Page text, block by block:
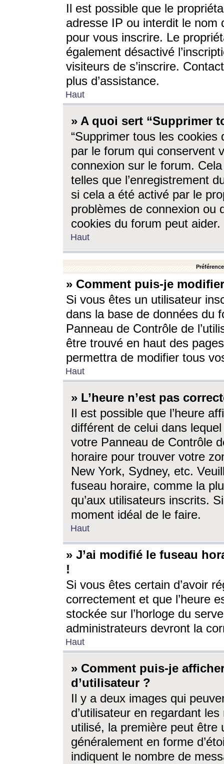
Il est possible que le
adresse IP ou interdit le nom
pour vous inscrire. Le
également désactivé
visiteurs de s’inscrire.
plus d’assistance.
Haut
» A quoi sert “Supprimer
“Supprimer tous les cookies
par le forum qui conservent
connexion sur le forum.
telles que l’enregistrement
si cela a été activé par le
problèmes de connexion ou
cookies du forum peut aider.
Haut
» Comment puis-je
Si vous êtes un utilisateur
dans la base de données du
Panneau de Contrôle de
être trouvé en haut des
permettra de modifier tous
Haut
» L’heure n’est pas
Il est possible que l’heure
différent de celui dans
votre Panneau de Contrôle
horaire pour trouver votre
New York, Sydney, etc.
fuseau horaire, comme la
qu’aux utilisateurs inscrits.
moment idéal de le faire.
Haut
» J’ai modifié le fuseau
!
Si vous êtes certain d’avoir
correctement et que l’heure
stockée sur l’horloge du
administrateurs devront la
Haut
» Comment puis-je
d’utilisateur ?
Il y a deux images qui
d’utilisateur en regardant
utilisé, la première peut être
généralement en forme
indiquent le nombre de